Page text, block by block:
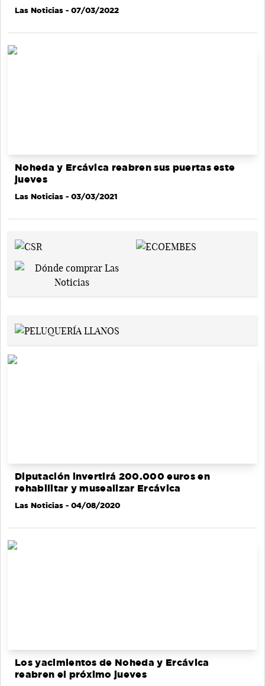
Las Noticias - 07/03/2022
Noheda y Ercávica reabren sus puertas este
jueves
Las Noticias - 03/03/2021
Diputación invertirá 200.000 euros en
rehabilitar y musealizar Ercávica
Las Noticias - 04/08/2020
Los yacimientos de Noheda y Ercávica
reabren el próximo jueves